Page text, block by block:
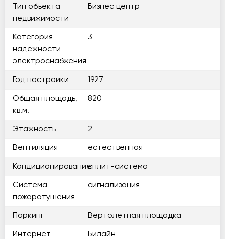
Тип объекта
недвижимости
Бизнес центр
Категория
надежности
электроснабжения
3
Год постройки 1927
Общая площадь,
кв.м.
820
Этажность 2
Вентиляция естественная
Кондиционированиесплит-система
Система
пожаротушения
сигнализация
Паркинг Вертолетная площадка
Интернет-
Билайн